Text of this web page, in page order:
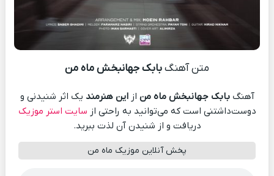
متن آهنگبابک جهانبخش ماه من
آهنگبابک جهانبخش ماه من ازاین هنرمند یک اثر شنیدنی و
دوست‌داشتنی است که می‌توانید به راحتی از سایت استر موزیک
دریافت و از شنیدن آن لذت ببرید.
پخش آنلاین موزیک ماه من